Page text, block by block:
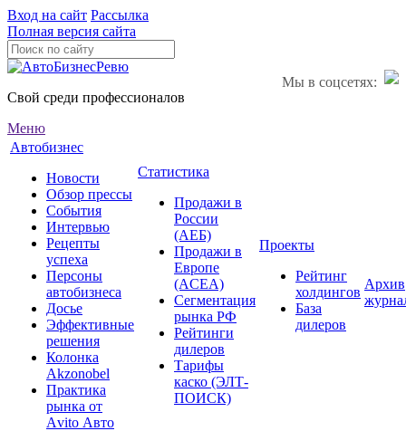
Вход на сайт Рассылка
Полная версия сайта
Мы в соцсетях:
Свой среди профессионалов
Меню
Автобизнес
Новости
Обзор прессы
События
Интервью
Рецепты
успеха
Персоны
автобизнеса
Досье
Эффективные
решения
Колонка
Akzonobel
Практика
рынка от
Аvito Авто
Статистика
Продажи в
России
(АЕБ)
Продажи в
Европе
(ACEA)
Сегментация
рынка РФ
Рейтинги
дилеров
Тарифы
каско (ЭЛТ-
ПОИСК)
Проекты
Рейтинг
холдингов
База
дилеров
Архив